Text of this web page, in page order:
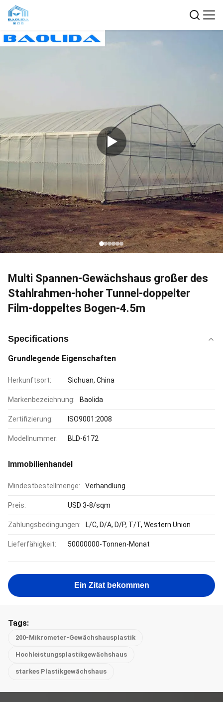
Multi Spannen-Gewächshaus großer des
Stahlrahmen-hoher Tunnel-doppelter
Film-doppeltes Bogen-4.5m
Specifications
Grundlegende Eigenschaften
Herkunftsort: Sichuan, China
Markenbezeichnung: Baolida
Zertifizierung: ISO9001:2008
Modellnummer: BLD-6172
Immobilienhandel
Mindestbestellmenge: Verhandlung
Preis: USD 3-8/sqm
Zahlungsbedingungen: L/C, D/A, D/P, T/T, Western Union
Lieferfähigkeit: 50000000-Tonnen-Monat
Ein Zitat bekommen
Tags:
200-Mikrometer-Gewächshausplastik
Hochleistungsplastikgewächshaus
starkes Plastikgewächshaus